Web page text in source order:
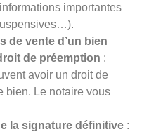
importantes
de vente d’un bien
de préemption :
avoir un droit de
bien. Le notaire vous
la signature définitive :